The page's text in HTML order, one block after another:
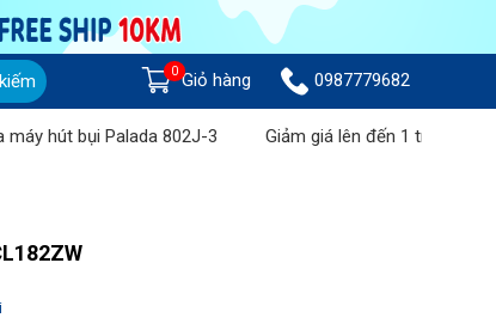
0 Giỏ hàng 0987779682
hút bụi Palada 802J-3 Giảm giá lên đến 1 triệu đồng